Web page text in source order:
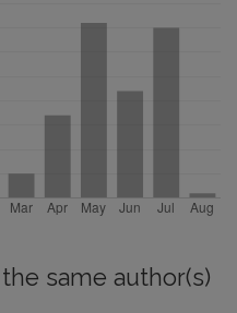
same author(s)